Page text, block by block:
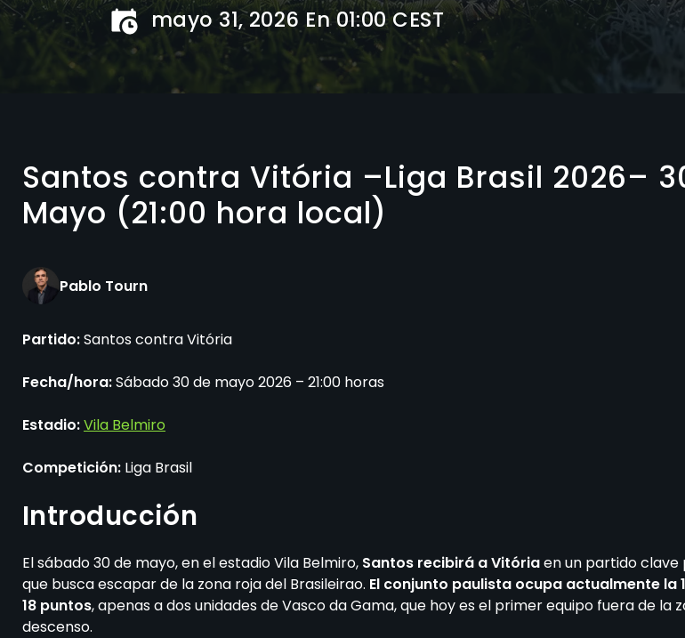
mayo 31, 2026 En 01:00 CEST
Santos contra Vitória –Liga Brasil 2026–
Mayo (21:00 hora local)
Pablo Tourn
Partido:Santos contra Vitória
Fecha/hora:Sábado 30 de mayo 2026 – 21:00 horas
Estadio:Vila Belmiro
Competición: Liga Brasil
Introducción
El sábado 30 de mayo, en el estadio Vila Belmiro, Santos recibirá a Vitóriaen un partido clave
que busca escapar de la zona roja del Brasileirao. El conjunto paulista ocupa actualmente la
18 puntos, apenas a dos unidades de Vasco da Gama, que hoy es el primer equipo fuera de la
descenso.